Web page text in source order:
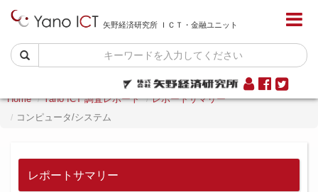
矢野経済研究所 ＩＣＴ・金融ユニット
Home Yano ICT 調査レポート
レポートサマリー
コンピュータ/システム
レポートサマリー